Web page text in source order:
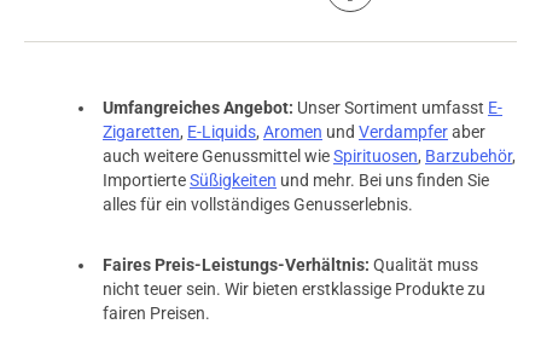
Umfangreiches Angebot: Unser Sortiment umfasst E-
Zigaretten, E-Liquids, Aromen und Verdampferaber
auch weitere Genussmittel wieSpirituosen, Barzubehör,
ImportierteSüßigkeiten und mehr. Bei uns finden Sie
alles für ein vollständiges Genusserlebnis.
Faires Preis-Leistungs-Verhältnis: Qualität muss
nicht teuer sein. Wir bieten erstklassige Produkte zu
fairen Preisen.